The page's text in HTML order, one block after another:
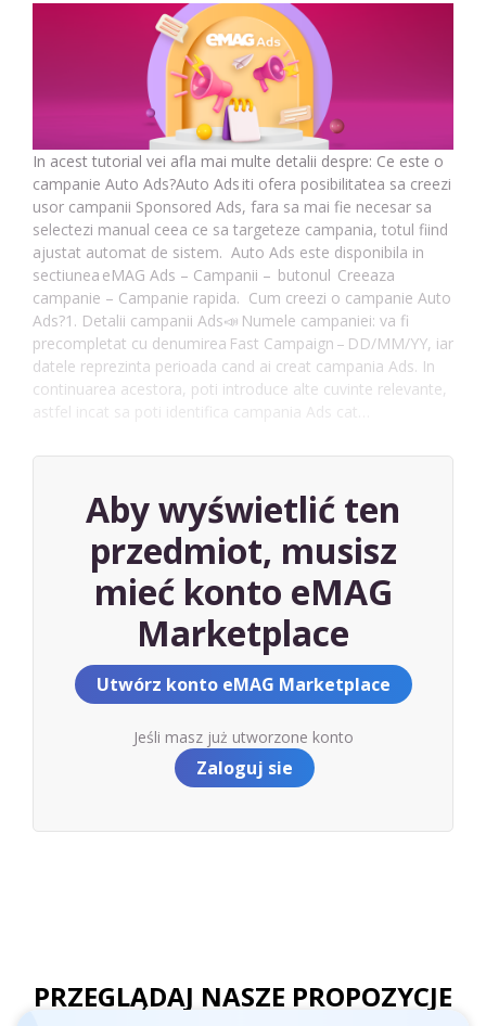
In acest tutorial vei afla mai multe detalii despre: Ce este o
campanie Auto Ads?Auto Ads iti ofera posibilitatea sa creezi
usor campanii Sponsored Ads, fara sa mai fie necesar sa
selectezi manual ceea ce sa targeteze campania, totul fiind
ajustat automat de sistem. Auto Ads este disponibila in
sectiunea eMAG Ads – Campanii – butonul Creeaza
campanie – Campanie rapida. Cum creezi o campanie Auto
Ads?1. Detalii campanii Ads📣 Numele campaniei: va fi
precompletat cu denumirea Fast Campaign – DD/MM/YY, iar
datele reprezinta perioada cand ai creat campania Ads. In
continuarea acestora, poti introduce alte cuvinte relevante,
astfel incat sa poti identifica campania Ads cat…
Aby wyświetlić ten
przedmiot, musisz
mieć konto eMAG
Marketplace
Utwórz konto eMAG Marketplace
Jeśli masz już utworzone konto
Zaloguj sie
PRZEGLĄDAJ NASZE PROPOZYCJE